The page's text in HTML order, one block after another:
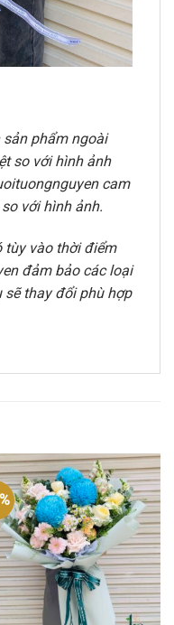
phẩm ngoài
so với hình ảnh
cam
với hình ảnh.
tùy vào thời điểm
đảm bảo các loại
sẽ thay đổi phù hợp